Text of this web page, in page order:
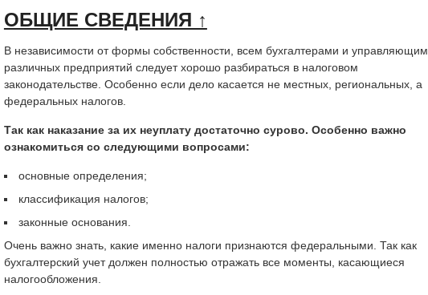
ОБЩИЕ СВЕДЕНИЯ ↑
В независимости от формы собственности, всем бухгалтерами и управляющим
различных предприятий следует хорошо разбираться в налоговом
законодательстве. Особенно если дело касается не местных, региональных, а
федеральных налогов.
Так как наказание за их неуплату достаточно сурово. Особенно важно
ознакомиться со следующими вопросами:
основные определения;
классификация налогов;
законные основания.
Очень важно знать, какие именно налоги признаются федеральными. Так как
бухгалтерский учет должен полностью отражать все моменты, касающиеся
налогообложения.